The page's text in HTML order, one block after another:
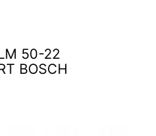
50-22
BOSCH